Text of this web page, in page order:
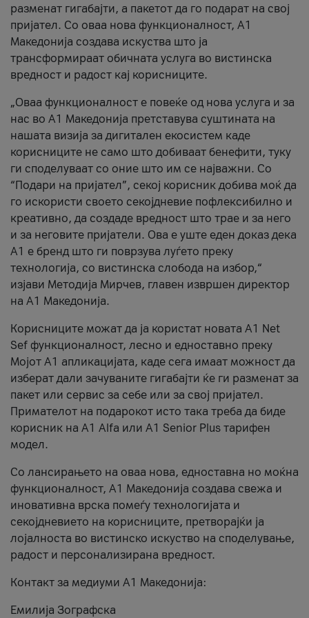
разменат гигабајти, а пакетот да го подарат на свој
пријател. Со оваа нова функционалност, А1
Македонија создава искуства што ја
трансформираат обичната услуга во вистинска
вредност и радост кај корисниците.
„Оваа функционалност е повеќе од нова услуга и за
нас во А1 Македонија претставува суштината на
нашата визија за дигитален екосистем каде
корисниците не само што добиваат бенефити, туку
ги споделуваат со оние што им се најважни. Со
“Подари на пријател”, секој корисник добива моќ да
го искористи своето секојдневие пофлексибилно и
креативно, да создаде вредност што трае и за него
и за неговите пријатели. Ова е уште еден доказ дека
А1 е бренд што ги поврзува луѓето преку
технологија, со вистинска слобода на избор,“
изјави Методија Мирчев, главен извршен директор
на А1 Македонија.
Корисниците можат да ја користат новата А1 Net
Sef функционалност, лесно и едноставно преку
Мојот А1 апликацијата, каде сега имаат можност да
изберат дали зачуваните гигабајти ќе ги разменат за
пакет или сервис за себе или за свој пријател.
Примателот на подарокот исто така треба да биде
корисник на А1 Alfa или A1 Senior Plus тарифен
модел.
Со лансирањето на оваа нова, едноставна но моќна
функционалност, А1 Македонија создава свежа и
иновативна врска помеѓу технологијата и
секојдневието на корисниците, претворајќи ја
лојалноста во вистинско искуство на споделување,
радост и персонализирана вредност.
Контакт за медиуми А1 Македонија:
Емилија Зографска